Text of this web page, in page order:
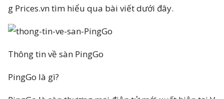
g Prices.vn tìm hiểu qua bài viết dưới đây.
Thông tin về sàn PingGo
PingGo là gì?